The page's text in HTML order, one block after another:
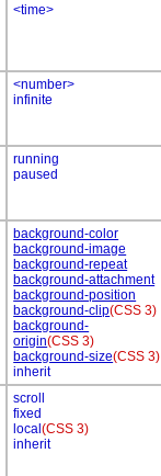
<time>
<number>
infinite
running
paused
background-color
background-image
background-repeat
background-attachment
background-position
background-clip(CSS 3)
background-
origin(CSS 3)
background-size(CSS 3)
inherit
scroll
fixed
local(CSS 3)
inherit